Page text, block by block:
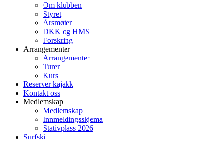
Om klubben
Styret
Årsmøter
DKK og HMS
Forskring
Arrangementer
Arrangementer
Turer
Kurs
Reserver kajakk
Kontakt oss
Medlemskap
Medlemskap
Innmeldingsskjema
Stativplass 2026
Surfski